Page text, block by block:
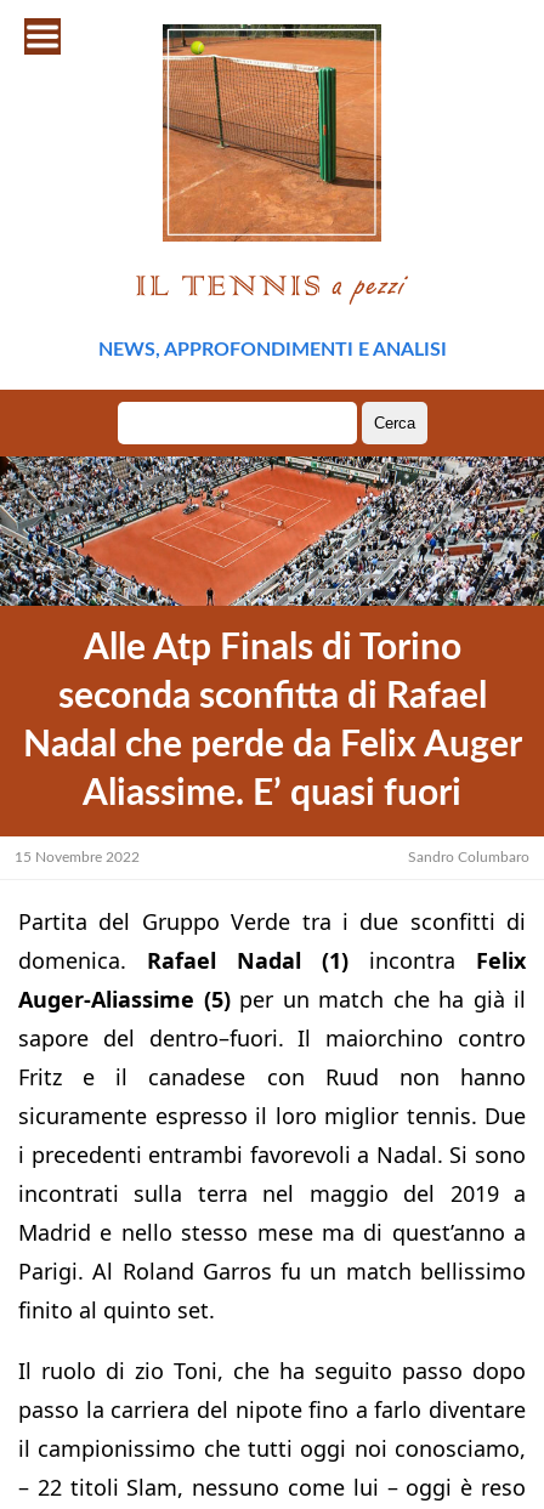
NEWS, APPROFONDIMENTI E ANALISI
per:
Alle Atp Finals di Torino
seconda sconfitta di Rafael
Nadal che perde da Felix Auger
Aliassime. E’ quasi fuori
15 Novembre 2022 Sandro Columbaro
Partita del Gruppo Verde tra i due sconfitti di
domenica. Rafael Nadal (1) incontra Felix
Auger-Aliassime (5)per un match che ha già il
sapore del dentro–fuori. Il maiorchino contro
Fritz e il canadese con Ruud non hanno
sicuramente espresso il loro miglior tennis. Due
i precedenti entrambi favorevoli a Nadal. Si sono
incontrati sulla terra nel maggio del 2019 a
Madrid e nello stesso mese ma di quest’anno a
Parigi. Al Roland Garros fu un match bellissimo
finito al quinto set.
Il ruolo di zio Toni, che ha seguito passo dopo
passo la carriera del nipote fino a farlo diventare
il campionissimo che tutti oggi noi conosciamo,
– 22 titoli Slam, nessuno come lui – oggi è reso